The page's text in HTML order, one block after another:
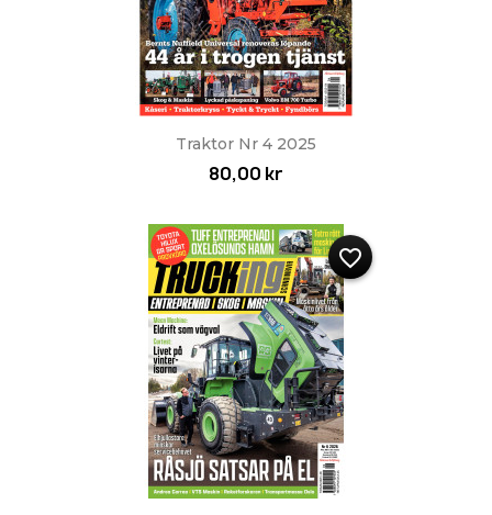
Traktor Nr 4 2025
80,00 kr
favorite_border